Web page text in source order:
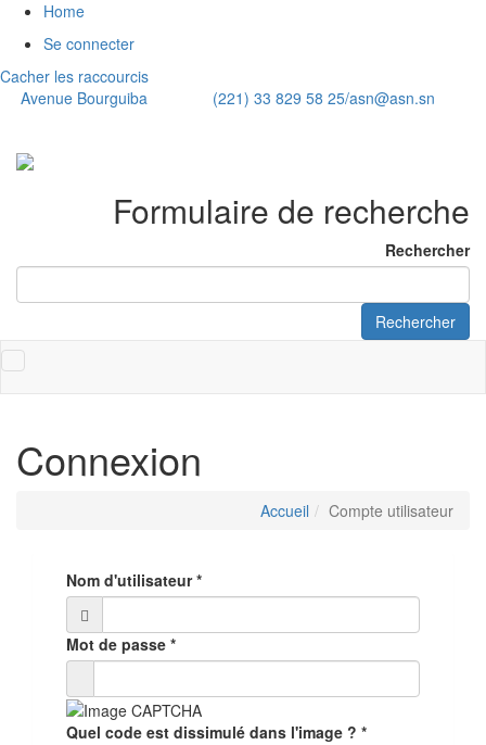
Home
Se connecter
Cacher les raccourcis
Avenue Bourguiba (221) 33 829 58 25/asn@asn.sn
Formulaire de recherche
Rechercher
Rechercher
Toggle
navigation
Connexion
Accueil Compte utilisateur
Nom d'utilisateur*
Mot de passe *
Quel code est dissimulé dans l'image ? *